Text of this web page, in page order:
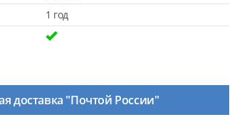
1 год
доставка "Почтой России"